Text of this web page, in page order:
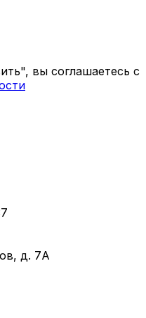
вы соглашаетесь с
д. 7А